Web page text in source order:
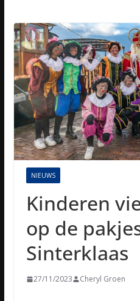
NIEUWS
Kinderen
op de
Sinterklaas
27/11/2023 Cheryl Groen